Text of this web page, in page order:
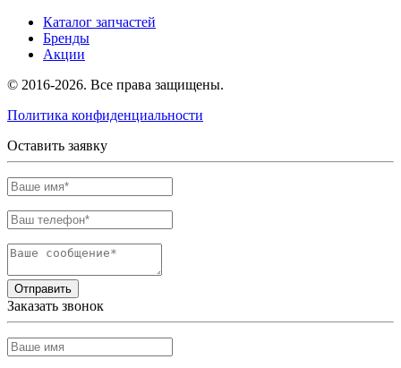
Каталог запчастей
Бренды
Акции
© 2016-2026. Все права защищены.
Политика конфиденциальности
Оставить заявку
Отправить
Заказать звонок